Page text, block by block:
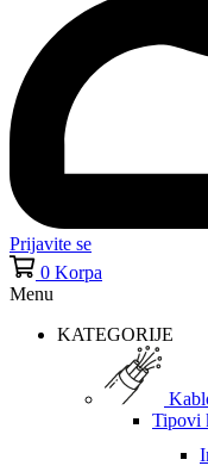
Prijavite se
0 Korpa
Menu
KATEGORIJE
Tipovi